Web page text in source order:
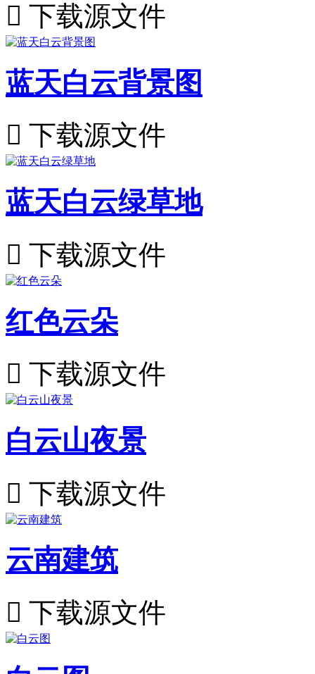
 下载源文件
蓝天白云背景图
 下载源文件
蓝天白云绿草地
 下载源文件
红色云朵
 下载源文件
白云山夜景
 下载源文件
云南建筑
 下载源文件